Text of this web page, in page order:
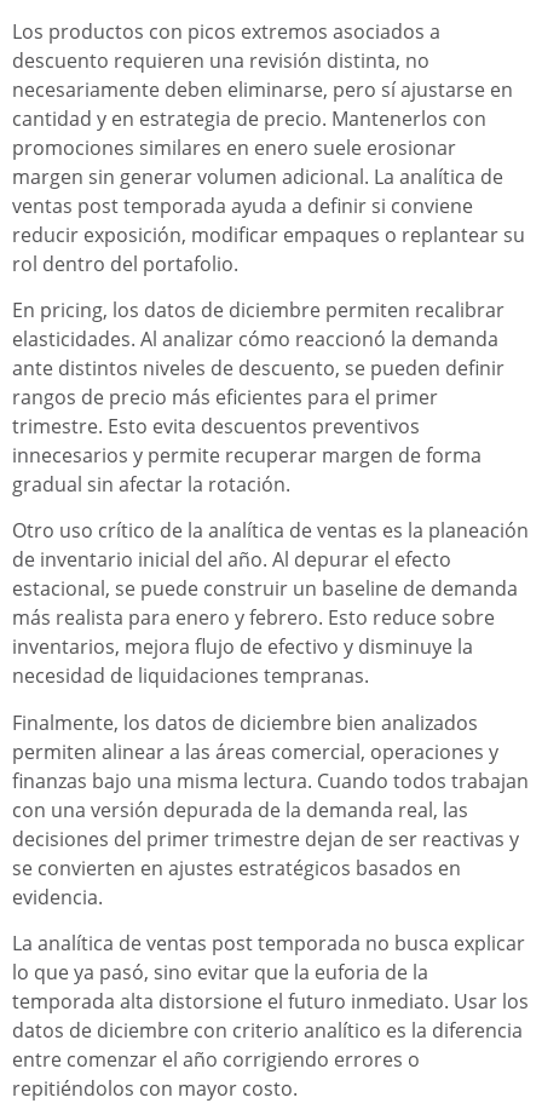
Los productos con picos extremos asociados a
descuento requieren una revisión distinta, no
necesariamente deben eliminarse, pero sí ajustarse en
cantidad y en estrategia de precio. Mantenerlos con
promociones similares en enero suele erosionar
margen sin generar volumen adicional. La analítica de
ventas post temporada ayuda a definir si conviene
reducir exposición, modificar empaques o replantear su
rol dentro del portafolio.
En pricing, los datos de diciembre permiten recalibrar
elasticidades. Al analizar cómo reaccionó la demanda
ante distintos niveles de descuento, se pueden definir
rangos de precio más eficientes para el primer
trimestre. Esto evita descuentos preventivos
innecesarios y permite recuperar margen de forma
gradual sin afectar la rotación.
Otro uso crítico de la analítica de ventas es la planeación
de inventario inicial del año. Al depurar el efecto
estacional, se puede construir un baseline de demanda
más realista para enero y febrero. Esto reduce sobre
inventarios, mejora flujo de efectivo y disminuye la
necesidad de liquidaciones tempranas.
Finalmente, los datos de diciembre bien analizados
permiten alinear a las áreas comercial, operaciones y
finanzas bajo una misma lectura. Cuando todos trabajan
con una versión depurada de la demanda real, las
decisiones del primer trimestre dejan de ser reactivas y
se convierten en ajustes estratégicos basados en
evidencia.
La analítica de ventas post temporada no busca explicar
lo que ya pasó, sino evitar que la euforia de la
temporada alta distorsione el futuro inmediato. Usar los
datos de diciembre con criterio analítico es la diferencia
entre comenzar el año corrigiendo errores o
repitiéndolos con mayor costo.